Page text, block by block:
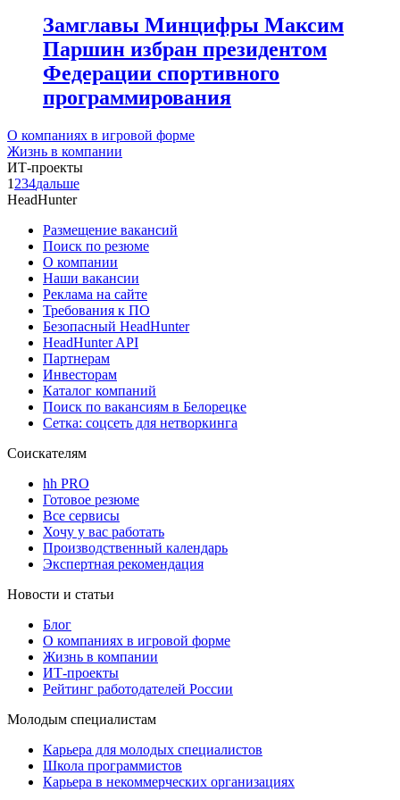
Замглавы Минцифры Максим
Паршин избран президентом
Федерации спортивного
программирования
О компаниях в игровой форме
Жизнь в компании
ИТ-проекты
1 234дальше
HeadHunter
Размещение вакансий
Поиск по резюме
О компании
Наши вакансии
Реклама на сайте
Требования к ПО
Безопасный HeadHunter
HeadHunter API
Партнерам
Инвесторам
Каталог компаний
Поиск по вакансиям в Белорецке
Сетка: соцсеть для нетворкинга
Соискателям
hh PRO
Готовое резюме
Все сервисы
Хочу у вас работать
Производственный календарь
Экспертная рекомендация
Новости и статьи
Блог
О компаниях в игровой форме
Жизнь в компании
ИТ-проекты
Рейтинг работодателей России
Молодым специалистам
Карьера для молодых специалистов
Школа программистов
Карьера в некоммерческих организациях